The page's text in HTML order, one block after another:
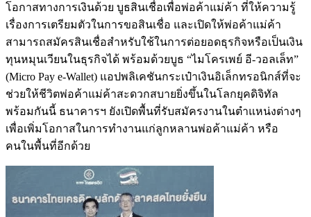
โอกาสทางการเงินด้วย บูธสินเชื่อเพื่อพ่อค้าแม่ค้า ที่ให้ความรู้
เรื่องการเตรียมตัวในการขอสินเชื่อ และเปิดให้พ่อค้าแม่ค้า
สามารถสมัครสินเชื่อสำหรับใช้ในการต่อยอดธุรกิจหรือเป็นเงิน
ทุนหมุนเวียนในธุรกิจได้ พร้อมด้วยบูธ “ไมโครเพย์ อี-วอลเล็ท”
(Micro Pay e-Wallet) แอปพลิเคชันกระเป๋าเงินอิเล็กทรอนิกส์ที่จะ
ช่วยให้ชีวิตพ่อค้าแม่ค้าสะดวกสบายยิ่งขึ้นในโลกยุคดิจิทัล
พร้อมกันนี้ ธนาคารฯ ยังเปิดพื้นที่รับสมัครงานในตำแหน่งต่างๆ
เพื่อเพิ่มโอกาสในการทำงานแก่ลูกหลานพ่อค้าแม่ค้า หรือ
คนในพื้นที่อีกด้วย